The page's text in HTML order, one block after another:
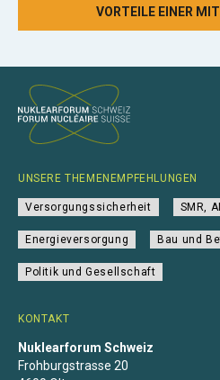
VORTEILE EINER
KONTAKT
Nuklearforum Schweiz
Frohburgstrasse 20
UNSERE THEMENEMPFEHLUNGEN
Versorgungssicherheit SMR,
Energieversorgung Bau und
Politik und Gesellschaft